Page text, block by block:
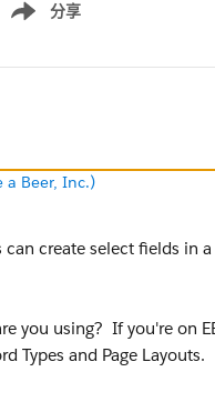
分享
Show menu
a Beer, Inc.)
can create select fields
you using? If you're on
Types and Page Layouts.